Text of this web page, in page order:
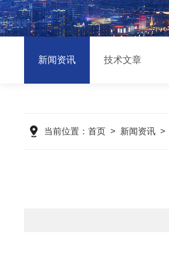
新闻资讯 技术文章
当前位置： 首页> 新闻资讯>